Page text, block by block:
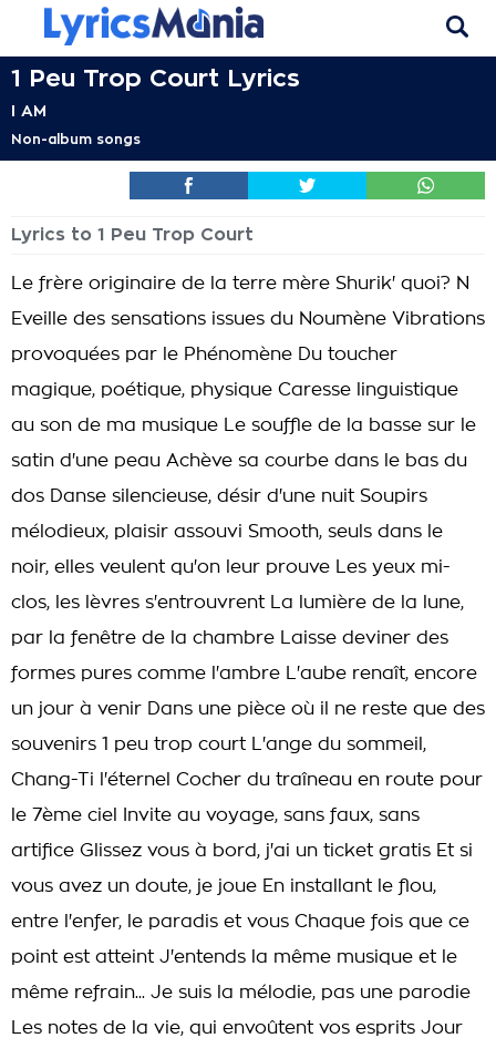
1 Peu Trop Court Lyrics
I AM
Non-album songs
Lyrics to 1 Peu Trop Court
Le frère originaire de la terre mère Shurik' quoi? N
Eveille des sensations issues du Noumène Vibrations
provoquées par le Phénomène Du toucher
magique, poétique, physique Caresse linguistique
au son de ma musique Le souffle de la basse sur le
satin d'une peau Achève sa courbe dans le bas du
dos Danse silencieuse, désir d'une nuit Soupirs
mélodieux, plaisir assouvi Smooth, seuls dans le
noir, elles veulent qu'on leur prouve Les yeux mi-
clos, les lèvres s'entrouvrent La lumière de la lune,
par la fenêtre de la chambre Laisse deviner des
formes pures comme l'ambre L'aube renaît, encore
un jour à venir Dans une pièce où il ne reste que des
souvenirs 1 peu trop court L'ange du sommeil,
Chang-Ti l'éternel Cocher du traîneau en route pour
le 7ème ciel Invite au voyage, sans faux, sans
artifice Glissez vous à bord, j'ai un ticket gratis Et si
vous avez un doute, je joue En installant le flou,
entre l'enfer, le paradis et vous Chaque fois que ce
point est atteint J'entends la même musique et le
même refrain... Je suis la mélodie, pas une parodie
Les notes de la vie, qui envoûtent vos esprits Jour